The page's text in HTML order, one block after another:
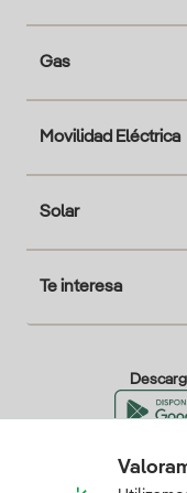
Gas
Movilidad Eléctrica
Solar
Te interesa